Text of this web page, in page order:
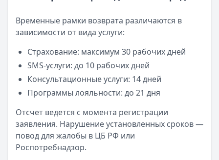
Временные рамки возврата различаются в
зависимости от вида услуги:
Страхование: максимум 30 рабочих дней
SMS-услуги: до 10 рабочих дней
Консультационные услуги: 14 дней
Программы лояльности: до 21 дня
Отсчет ведется с момента регистрации
заявления. Нарушение установленных сроков —
повод для жалобы в ЦБ РФ или
Роспотребнадзор.